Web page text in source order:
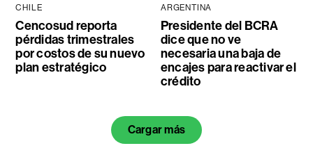
CHILE
Cencosud reporta
pérdidas trimestrales
por costos de su nuevo
plan estratégico
ARGENTINA
Presidente del BCRA
dice que no ve
necesaria una baja de
encajes para reactivar el
crédito
Cargar más